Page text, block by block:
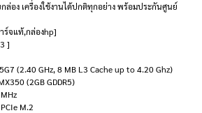
ล่อง เครื่องใช้งานได้ปกติทุกอย่าง พร้อมประกันศูนย์
ร์จแท้,กล่องhp]
]
(2.40 GHz, 8 MB L3 Cache up to 4.20 Ghz)
(2GB GDDR5)
M.2